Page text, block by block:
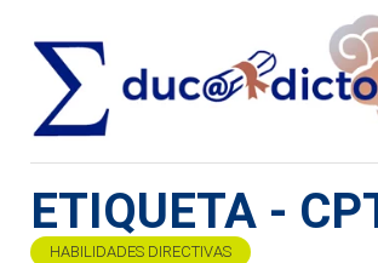
ETIQUETA -
HABILIDADES DIRECTIVAS